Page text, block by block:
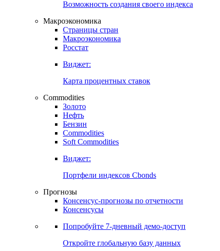
Ставки центральных банков
Создать индекс
Возможность создания своего индекса
Страницы стран
Росстат
Виджет:
Карта процентных ставок
Commodities
Золото
Бензин
Soft Commodities
Виджет:
Портфели индексов Cbonds
Прогнозы
Консенсусы